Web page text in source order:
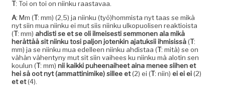
T: Toi on toi on niinku raastavaa.
A: Mm (T: mm) (2,5) ja niinku (työ)hommista nyt taas se mikä
nyt siin mua niinku ei mut siis niinku ulkop­uolisen reak­tioista
(T: mm) ahdisti se et se oli ilmeis­es­ti sem­mo­nen ala mikä
herät­tää sit niinku tosi paljon jotenkin ajatuk­sii ihmi­sis­sä(T:
mm) ja se niinku mua edelleen niinku ahdis­taa (T: mitä) se on
vähän vähen­tyny mut sit siin vai­hees ku niinku mä alotin sen
koulun (T: mm) nii kaik­ki puheenai­heet aina menee siihen et
hei sä oot nyt (ammat­tin­imike) sillee et(2) ei (T: niin) ei ei ei(2)
et et(4).